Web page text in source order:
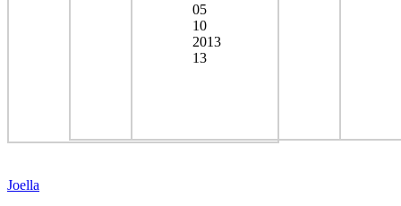
05
10
2013
13
Joella